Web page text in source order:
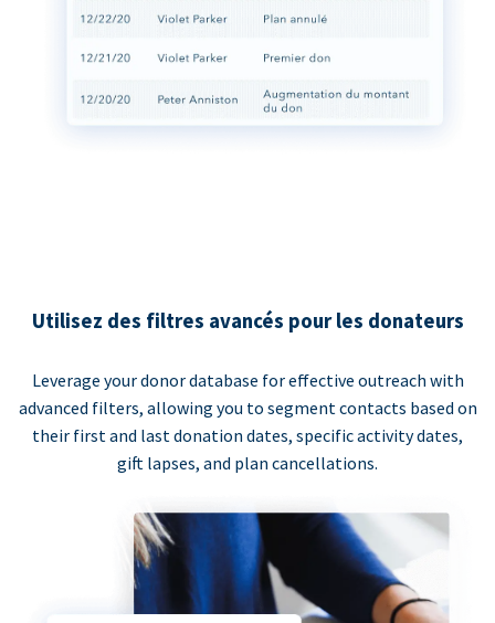
Utilisez des filtres avancés pour les donateurs
Leverage your donor database for effective outreach with
advanced filters, allowing you to segment contacts based on
their first and last donation dates, specific activity dates,
gift lapses, and plan cancellations.